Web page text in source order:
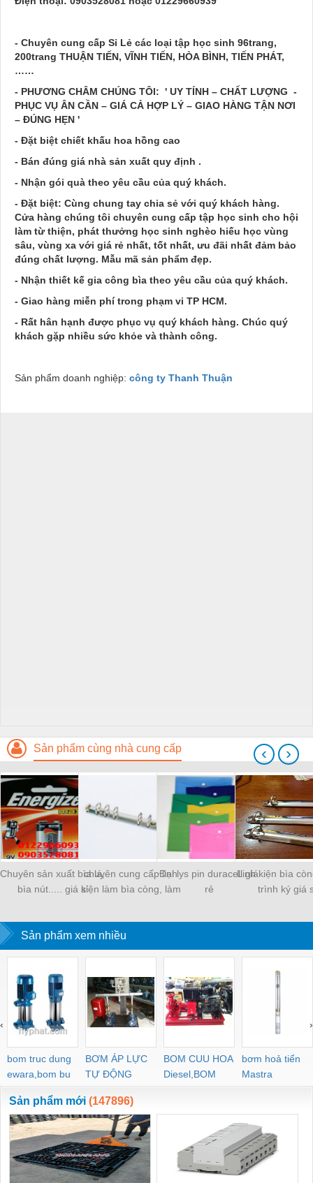
- Chuyên cung cấp Sỉ Lẻ các loại tập học sinh 96trang,
200trang THUẬN TIẾN, VĨNH TIẾN, HÒA BÌNH, TIẾN PHÁT,
……
- PHƯƠNG CHÂM CHÚNG TÔI: ' UY TÍNH – CHẤT LƯỢNG -
PHỤC VỤ ÂN CẦN – GIÁ CẢ HỢP LÝ – GIAO HÀNG TẬN NƠI
– ĐÚNG HẸN '
- Đặt biệt chiết khấu hoa hồng cao
- Bán đúng giá nhà sản xuất quy định .
- Nhận gói quà theo yêu cầu của quý khách.
- Đặt biệt: Cùng chung tay chia sẻ với quý khách hàng.
Cửa hàng chúng tôi chuyên cung cấp tập học sinh cho hội
làm từ thiện, phát thưởng học sinh nghèo hiếu học vùng
sâu, vùng xa với giá rẻ nhất, tốt nhất, ưu đãi nhất đảm bảo
đúng chất lượng. Mẫu mã sản phẩm đẹp.
- Nhận thiết kế gia công bìa theo yêu cầu của quý khách.
- Giao hàng miễn phí trong phạm vi TP HCM.
- Rất hân hạnh được phục vụ quý khách hàng. Chúc quý
khách gặp nhiều sức khỏe và thành công.
Sản phẩm doanh nghiệp: công ty Thanh Thuận
Sản phẩm cùng nhà cung cấp
Chuyên sản xuất bìa lá,
bìa nút..... giá sỉ
chuyên cung cấp linh
kiện làm bìa còng, làm
Đại lys pin duracell giá
rẻ
Linh kiện bìa
trình ký giá
‹ ›
Sản phẩm xem nhiều
bom truc dung
ewara,bom bu
ewara
BƠM ÁP LỰC
TỰ ĐỘNG
BOM CUU HOA
Diesel,BOM
CHUA CHAY
bơm hoả tiển
Mastra
‹ ›
Sản phẩm mới (147896)